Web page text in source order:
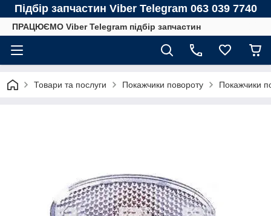
Підбір запчастин Viber Telegram 063 039 7740
ПРАЦЮЄМО Viber Telegram підбір запчастин
Товари та послуги Покажчики повороту Покажчики